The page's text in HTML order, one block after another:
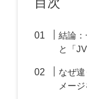
結論：
と「
なぜ
メー